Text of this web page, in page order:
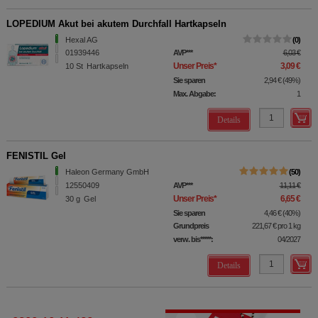
LOPEDIUM Akut bei akutem Durchfall Hartkapseln
Hexal AG
01939446
10 St Hartkapseln
0
AVP*** 6,03 €
Unser Preis* 3,09 €
Sie sparen 2,94 € (49%)
Max. Abgabe:
1
Details
FENISTIL Gel
Haleon Germany GmbH
12550409
30 g Gel
50
AVP*** 11,11 €
Unser Preis* 6,65 €
Sie sparen 4,46 € (40%)
Grundpreis
221,67 €pro 1 kg
verw. bis*****:
04/2027
Details